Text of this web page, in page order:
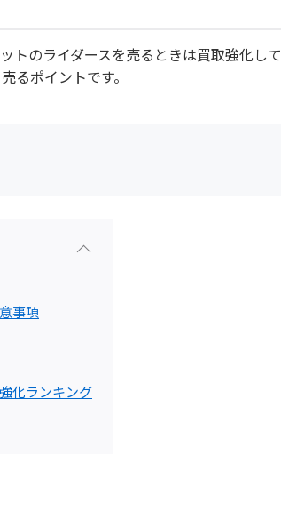
トのライダースを売るときは買取強化して
るポイントです。
事項
化ランキング